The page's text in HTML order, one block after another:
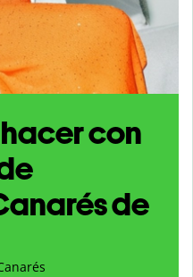
con
de